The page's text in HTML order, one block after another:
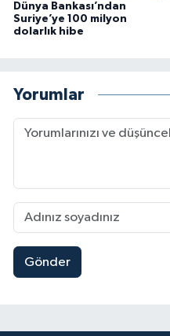
Dünya Bankası’ndan
Suriye’ye 100 milyon
dolarlık hibe
Yorumlar
Gönder